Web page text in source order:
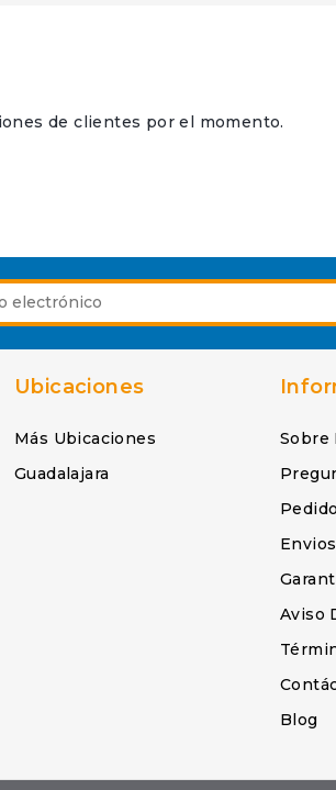
de clientes por el momento.
Ubicaciones
Más Ubicaciones
Guadalajara
Sobre
Envios
Aviso
Blog